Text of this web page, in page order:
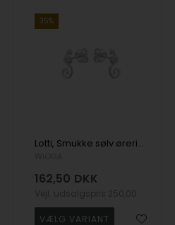
35%
Lotti, Smukke sølv øreringe med zirkonia fra danske WiOGA
162,50 DKK